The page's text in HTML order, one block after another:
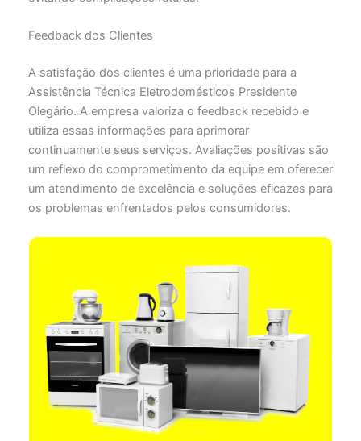
Feedback dos Clientes
A satisfação dos clientes é uma prioridade para a
Assistência Técnica Eletrodomésticos Presidente
Olegário. A empresa valoriza o feedback recebido e
utiliza essas informações para aprimorar
continuamente seus serviços. Avaliações positivas são
um reflexo do comprometimento da equipe em oferecer
um atendimento de excelência e soluções eficazes para
os problemas enfrentados pelos consumidores.